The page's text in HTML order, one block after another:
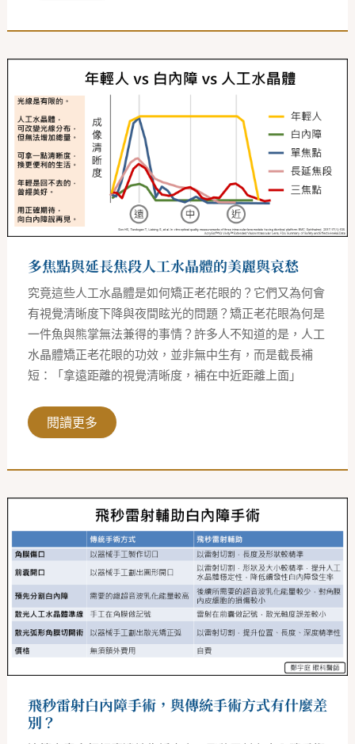
多焦點與延長焦段人工水晶體的美麗與哀愁
究竟這些人工水晶體是如何矯正老花眼的？它們又為何會
有視覺清晰度下降與夜間眩光的問題？矯正老花眼為何是
一件魚與熊掌無法兼得的事情？許多人不知道的是，人工
水晶體矯正老花眼的功效，並非無中生有，而是截長補
短：「拿遠距離的視覺清晰度，補在中近距離上面」
多
與
延
長
焦
段
人
工
水
晶
體
的
美
與
愁
閱讀更多
飛秒雷射白內障手術，與傳統手術方式有什麼差
別？
飛
雷
白
手
術，
與
傳
統
方
有
什
麼